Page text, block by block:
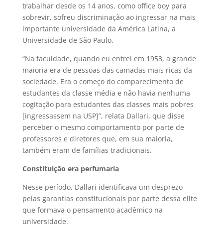
trabalhar desde os 14 anos, como office boy para
sobrevir, sofreu discriminação ao ingressar na mais
importante universidade da América Latina, a
Universidade de São Paulo.
“Na faculdade, quando eu entrei em 1953, a grande
maioria era de pessoas das camadas mais ricas da
sociedade. Era o começo do comparecimento de
estudantes da classe média e não havia nenhuma
cogitação para estudantes das classes mais pobres
[ingressassem na USP]”, relata Dallari, que disse
perceber o mesmo comportamento por parte de
professores e diretores que, em sua maioria,
também eram de famílias tradicionais.
Constituição era perfumaria
Nesse período, Dallari identificava um desprezo
pelas garantias constitucionais por parte dessa elite
que formava o pensamento acadêmico na
universidade.